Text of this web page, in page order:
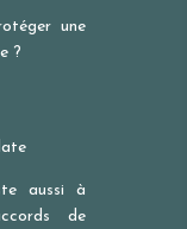
une
?
aussi à
de